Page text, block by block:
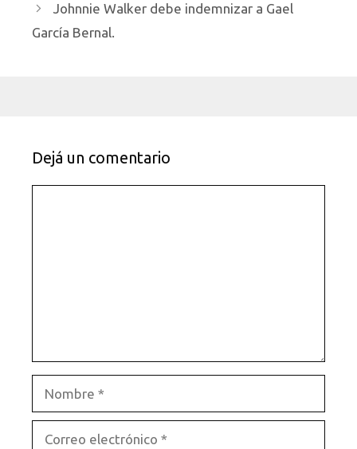
Johnnie Walker debe indemnizar a Gael
García Bernal.
Dejá un comentario